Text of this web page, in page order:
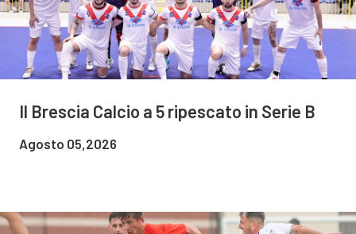
Il Brescia Calcio a 5 ripescato in Serie B
Agosto 05,2026